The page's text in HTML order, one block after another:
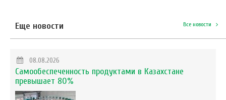
Еще новости Все новости
08.08.2026
Самообеспеченность продуктами в Казахстане
превышает 80%